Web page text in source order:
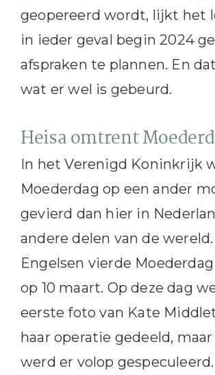
geopereerd wordt, lijkt het
in ieder geval begin 2024
afspraken te plannen. En
wat er wel is gebeurd.
Heisa omtrent
In het Verenigd Koninkrijk
Moederdag op een ander
gevierd dan hier in
andere delen van de
Engelsen vierde
op 10 maart. Op deze dag
eerste foto van Kate
haar operatie gedeeld, maar
werd er volop